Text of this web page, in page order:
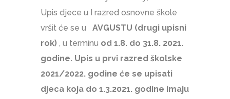
Upis djece u I razred osnovne škole
vršit će se u
AVGUSTU (drugi upisni
rok) , u terminu od 1.8. do 31.8. 2021.
godine. Upis u prvi razred školske
2021/2022. godine će se upisati
djeca koja do 1.3.2021. godine imaju